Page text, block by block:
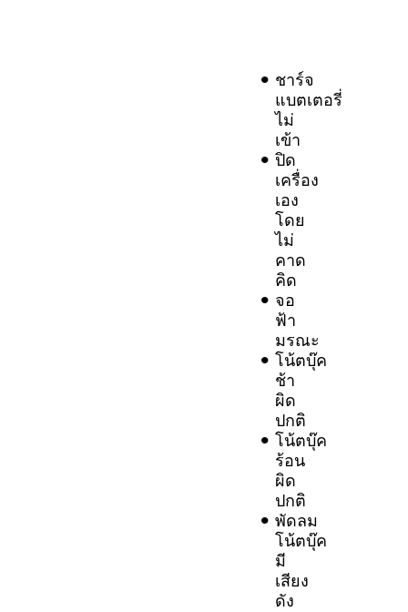
ชาร์จ
แบตเตอรี่
ไม่
เข้า
ปิด
เครื่อง
เอง
โดย
ไม่
คาด
คิด
จอ
ฟ้า
มรณะ
โน้ตบุ๊ค
ช้า
ผิด
ปกติ
โน้ตบุ๊ค
ร้อน
ผิด
ปกติ
พัดลม
โน้ตบุ๊ค
มี
เสียง
ดัง